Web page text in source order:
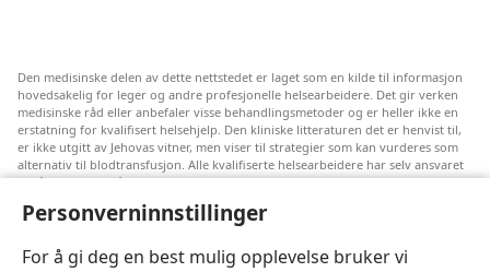
Personverninnstillinger
For å gi deg en best mulig opplevelse bruker vi
Den medisinske delen av dette nettstedet er laget som en kilde til informasjon
hovedsakelig for leger og andre profesjonelle helsearbeidere. Det gir verken
medisinske råd eller anbefaler visse behandlingsmetoder og er heller ikke en
erstatning for kvalifisert helsehjelp. Den kliniske litteraturen det er henvist til,
er ikke utgitt av Jehovas vitner, men viser til strategier som kan vurderes som
alternativ til blodtransfusjon. Alle kvalifiserte helsearbeidere har selv ansvaret
for å følge med på ny informasjon, drøfte alternative behandlingsmetoder og
verdier og tro. Ikke alle strategiene som er nevnt, passer for eller godtas av
Pasienter: Søk alltid råd fra legen din eller annet kvalifisert helsepersonell om